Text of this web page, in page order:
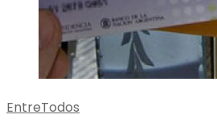
EntreTodos